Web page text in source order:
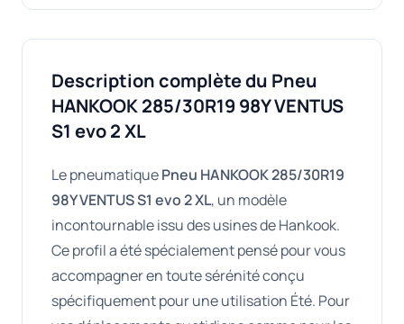
Description complète du Pneu
HANKOOK 285/30R19 98Y VENTUS
S1 evo 2 XL
Le pneumatiquePneu HANKOOK 285/30R19
98Y VENTUS S1 evo 2 XL, un modèle
incontournable issu des usines de Hankook.
Ce profil a été spécialement pensé pour vous
accompagner en toute sérénité conçu
spécifiquement pour une utilisation Été. Pour